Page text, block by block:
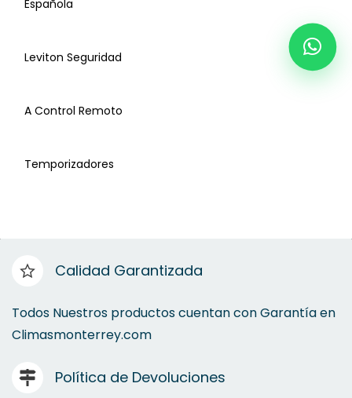
Línea Económica Armada
Línea Lisboa
Española
Leviton Seguridad
A Control Remoto
Temporizadores
Calidad Garantizada
Todos Nuestros productos cuentan con Garantía en
Climasmonterrey.com
Política de Devoluciones